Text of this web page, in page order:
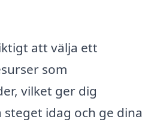
att välja ett
som
vilket ger dig
idag och ge dina